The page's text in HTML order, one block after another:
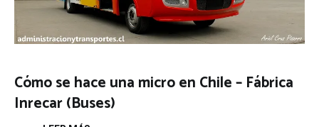
Cómo se hace una micro en Chile – Fábrica
Inrecar (Buses)